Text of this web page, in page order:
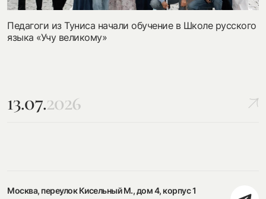
Педагоги из Туниса начали обучение в Школе русского
языка «Учу великому»
13.07.2026
Москва, переулок Кисельный М., дом 4, корпус 1